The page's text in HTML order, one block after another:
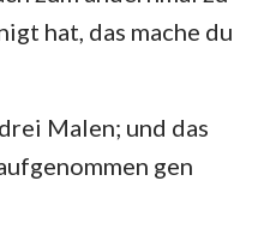
hat, das mache du
Malen; und das
gen